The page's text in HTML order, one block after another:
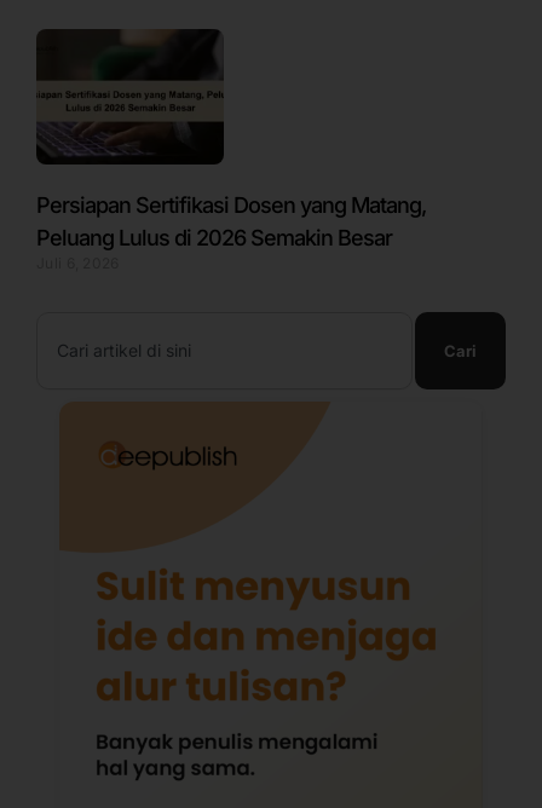
Persiapan Sertifikasi Dosen yang Matang,
Peluang Lulus di 2026 Semakin Besar
Cari